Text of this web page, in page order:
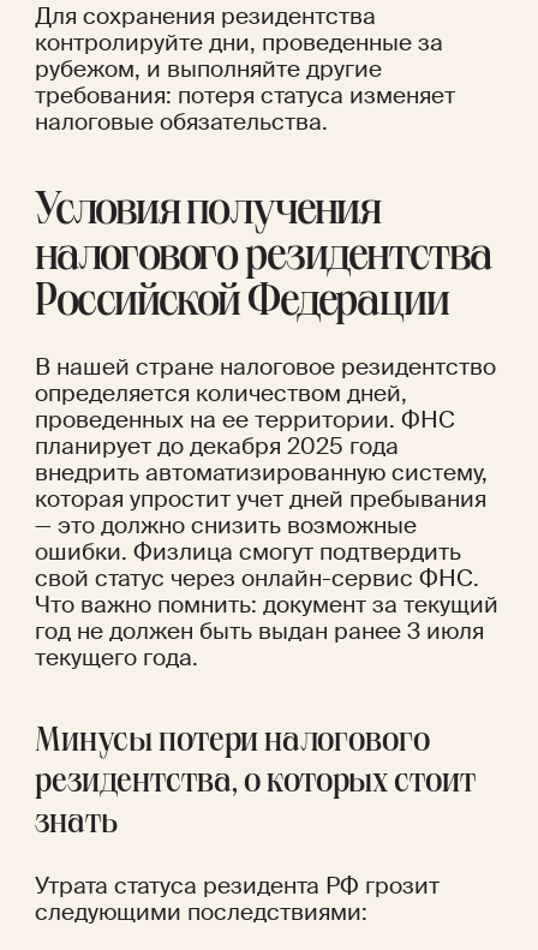
Для сохранения резидентства
контролируйте дни, проведенные за
рубежом, и выполняйте другие
требования: потеря статуса изменяет
налоговые обязательства.
Условия получения
налогового резидентства
Российской Федерации
В нашей стране налоговое резидентство
определяется количеством дней,
проведенных на ее территории. ФНС
планирует до декабря 2025 года
внедрить автоматизированную систему,
которая упростит учет дней пребывания
— это должно снизить возможные
ошибки. Физлица смогут подтвердить
свой статус через онлайн-сервис ФНС.
Что важно помнить: документ за текущий
год не должен быть выдан ранее 3 июля
текущего года.
Минусы потери налогового
резидентства, о которых стоит
знать
Утрата статуса резидента РФ грозит
следующими последствиями: